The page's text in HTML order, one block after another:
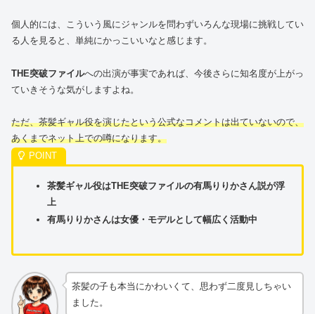
個人的には、こういう風にジャンルを問わずいろんな現場に挑戦してい
る人を見ると、単純にかっこいいなと感じます。
THE突破ファイルへの出演が事実であれば、今後さらに知名度が上がっ
ていきそうな気がしますよね。
ただ、茶髪ギャル役を演じたという公式なコメントは出ていないので、
あくまでネット上での噂になります。
茶髪ギャル役はTHE突破ファイルの有馬りりかさん説が浮
上
有馬りりかさんは女優・モデルとして幅広く活動中
茶髪の子も本当にかわいくて、思わず二度見しちゃい
ました。